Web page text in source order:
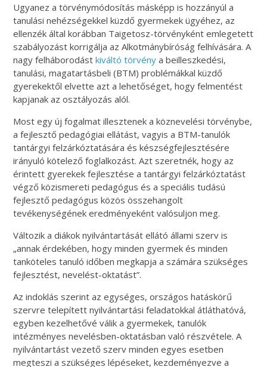
Ugyanez a törvénymódosítás másképp is hozzányúl a
tanulási nehézségekkel küzdő gyermekek ügyéhez, az
ellenzék által korábban Taigetosz-törvényként emlegetett
szabályozást korrigálja az Alkotmánybíróság felhívására. A
nagy felháborodástkiváltó törvény a beilleszkedési,
tanulási, magatartásbeli (BTM) problémákkal küzdő
gyerekektől elvette azt a lehetőséget, hogy felmentést
kapjanak az osztályozás alól.
Most egy új fogalmat illesztenek a köznevelési törvénybe,
a fejlesztő pedagógiai ellátást, vagyis a BTM-tanulók
tantárgyi felzárkóztatására és készségfejlesztésére
irányuló kötelező foglalkozást. Azt szeretnék, hogy az
érintett gyerekek fejlesztése a tantárgyi felzárkóztatást
végző közismereti pedagógus és a speciális tudású
fejlesztő pedagógus közös összehangolt
tevékenységének eredményeként valósuljon meg.
Változik a diákok nyilvántartását ellátó állami szerv is
„annak érdekében, hogy minden gyermek és minden
tanköteles tanuló időben megkapja a számára szükséges
fejlesztést, nevelést-oktatást”.
Az indoklás szerint az egységes, országos hatáskörű
szervre telepített nyilvántartási feladatokkal átláthatóvá,
egyben kezelhetővé válik a gyermekek, tanulók
intézményes nevelésben-oktatásban való részvétele. A
nyilvántartást vezető szerv minden egyes esetben
megteszi a szükséges lépéseket, kezdeményezve a